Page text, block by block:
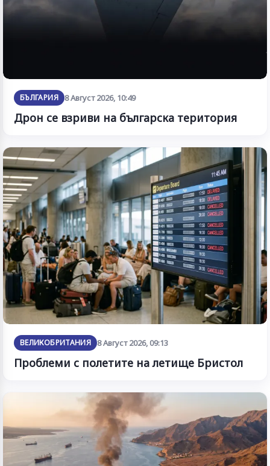
БЪЛГАРИЯ 8 Август 2026, 10:49
Дрон се взриви на българска територия
ВЕЛИКОБРИТАНИЯ 8 Август 2026, 09:13
Проблеми с полетите на летище Бристол